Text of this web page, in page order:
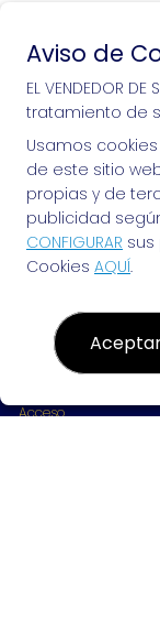
Si puedes
suerte!
EL VENDEDOR
¿Quiénes somos?
Resultados
Contacto
Empresas
Acceso
Aviso de
EL VENDEDOR
tratamiento de
Usamos
de este sitio
propias y de
publicidad
CONFIGURAR
Cookies AQUÍ.